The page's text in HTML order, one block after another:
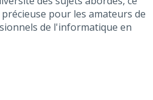
pour les amateurs de
de l'informatique en